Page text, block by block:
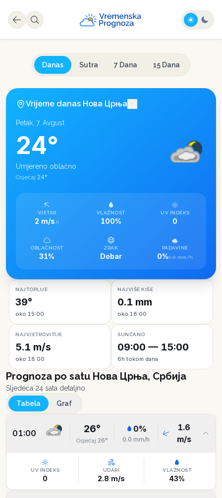
Danas Sutra 7 Dana 15 Dana
Vrijeme danas Нова Црња
Petak, 7. Avgust
24°
Umjereno oblačno
Osjećaj 24°
VJETAR
2 m/s JI
VLAŽNOST
100%
UV INDEKS
0
OBLAČNOST
31%
ZRAK
Dobar
PADAVINE
0%0.0 mm/h
NAJTOPLIJE
39°
oko 15:00
NAJVIŠE KIŠE
0.1 mm
oko 18:00
NAJVJETROVITIJE
5.1 m/s
oko 18:00
SUNČANO
09:00 — 15:00
6h tokom dana
Prognoza po satu Нова Црња, Србија
Sljedeća 24 sata detaljno
Tabela
Graf
01:00 26°
Osjećaj 26°
0%
0.0 mm/h
1.6
m/s
UV INDEKS
0
UDARI
2.8 m/s
VLAŽNOST
43%